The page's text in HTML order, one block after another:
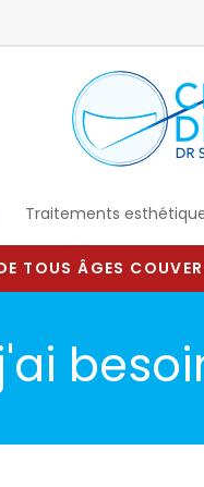
Traitements
TOUS ÂGES